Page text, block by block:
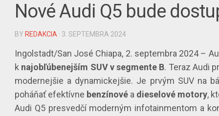
Nové Audi Q5 bude
BY REDAKCIA · 3. SEPTEMBRA 2024
Ingolstadt/San José Chiapa, 2. septembra 2024 –
k najobľúbenejším SUV v segmente B. Teraz Audi
modernejšie a dynamickejšie. Je prvým SUV na
poháňať efektívne benzínové a dieselové motory,
Audi Q5 presvedčí moderným infotainmentom a